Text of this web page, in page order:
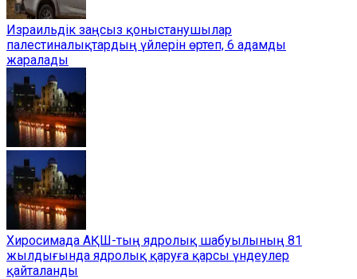
Израильдік заңсыз қоныстанушылар
палестиналықтардың үйлерін өртеп, 6 адамды
жаралады
Хиросимада АҚШ-тың ядролық шабуылының 81
жылдығында ядролық қаруға қарсы үндеулер
қайталанды